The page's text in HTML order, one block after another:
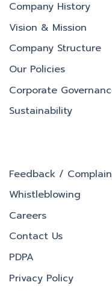
Company History
Vision & Mission
Company Structure
Our Policies
Corporate
Sustainability
Feedback /
Whistleblowing
Careers
Contact Us
PDPA
Privacy Policy